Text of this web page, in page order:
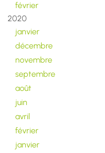
février
2020
janvier
décembre
novembre
septembre
août
juin
avril
février
janvier